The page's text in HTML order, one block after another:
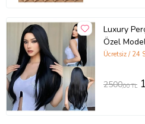
Luxury
Özel
Ücretsiz / 24
2500,00 TL